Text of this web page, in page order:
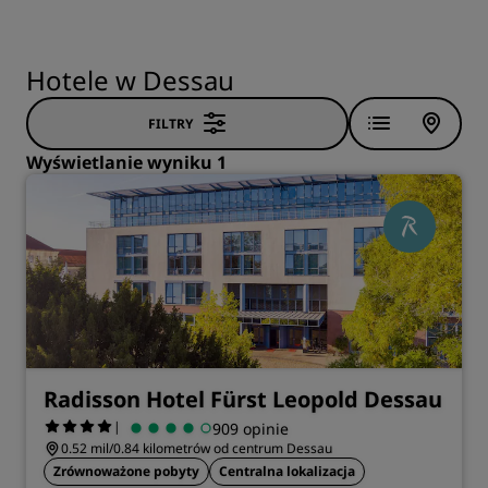
Hotele w Dessau
FILTRY
Wyświetlanie wyniku 1
Radisson Hotel Fürst Leopold Dessau
| 909 opinie
0.52 mil/0.84 kilometrów od centrum Dessau
Zrównoważone pobyty
Centralna lokalizacja